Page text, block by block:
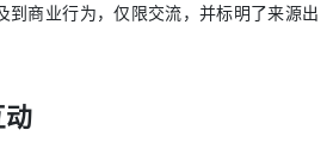
到商业行为，仅限交流，并标明了来源出